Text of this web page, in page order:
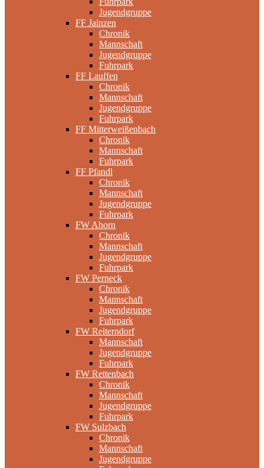
Jugendgruppe
FF Jainzen
Chronik
Mannschaft
Jugendgruppe
Fuhrpark
FF Lauffen
Chronik
Mannschaft
Jugendgruppe
Fuhrpark
FF Mitterweißenbach
Chronik
Mannschaft
Fuhrpark
FF Pfandl
Chronik
Mannschaft
Jugendgruppe
Fuhrpark
FW Ahorn
Chronik
Mannschaft
Jugendgruppe
Fuhrpark
FW Perneck
Chronik
Mannschaft
Jugendgruppe
Fuhrpark
FW Reiterndorf
Mannschaft
Jugendgruppe
Fuhrpark
FW Rettenbach
Chronik
Mannschaft
Jugendgruppe
Fuhrpark
FW Sulzbach
Chronik
Mannschaft
Jugendgruppe